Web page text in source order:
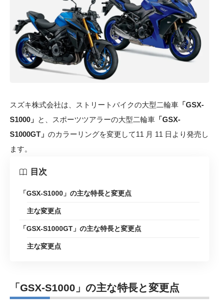
スズキ株式会社は、ストリートバイクの大型二輪車 「GSX-
S1000」 と、スポーツツアラーの大型二輪車 「GSX-
S1000GT」 のカラーリングを変更して11 月 11 日より発売し
ます。
目次
「GSX-S1000」の主な特長と変更点
主な変更点
「GSX-S1000GT」の主な特長と変更点
主な変更点
「GSX-S1000」 の主な特長と変更点